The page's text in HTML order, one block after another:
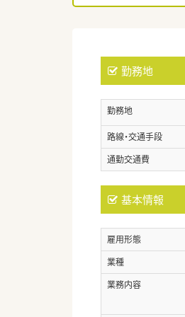
勤務地
勤務地
路線・交通手段
通勤交通費
基本情報
雇用形態
業種
業務内容